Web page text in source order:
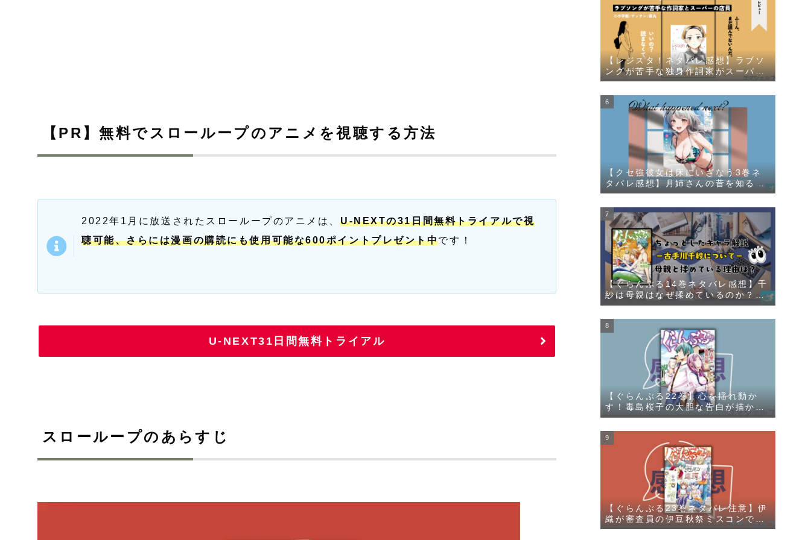
【PR】無料でスローループのアニメを視聴する方法
2022年1月に放送されたスローループのアニメは、 U-NEXTの31日間無料トライアルで視
聴可能、さらには漫画の購読にも使用可能な600ポイントプレゼント中です！
U-NEXT31日間無料トライアル
スローループのあらすじ
【レジスタ！ネタバレ感想】ラブソ
ングが苦手な独身作詞家がスーパー
の店員に一目惚れする漫画
【クセ強彼女は床にいざなう3巻ネ
タバレ感想】月姉さんの昔を知るチ
ャラ男登場に嬌声の秘密が明らか
【ぐらんぶる14巻ネタバレ感想】千
紗は母親はなぜ揉めているのか？そ
の理由が明かされる
【ぐらんぶる22巻】心を揺れ動か
す！毒島桜子の大胆な告白が描かれ
る
【ぐらんぶる23巻ネタバレ注意】伊
織が審査員の伊豆秋祭ミスコンで千
紗と愛菜の勝負が描かれる